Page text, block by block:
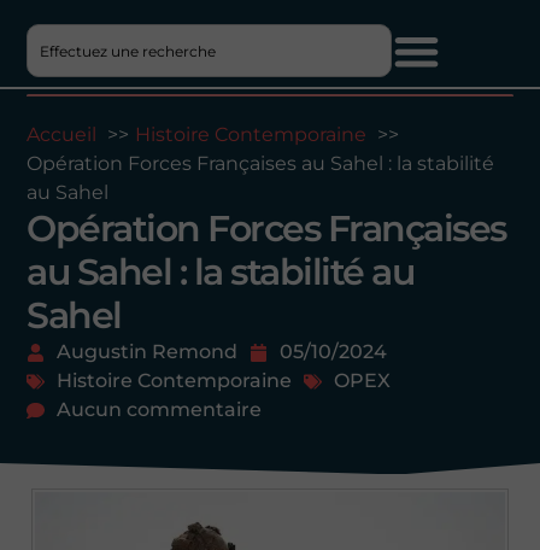
Accueil
Histoire Contemporaine
Opération Forces Françaises au Sahel : la stabilité
au Sahel
Opération Forces Françaises
au Sahel : la stabilité au
Sahel
Augustin Remond
05/10/2024
Histoire Contemporaine
OPEX
Aucun commentaire